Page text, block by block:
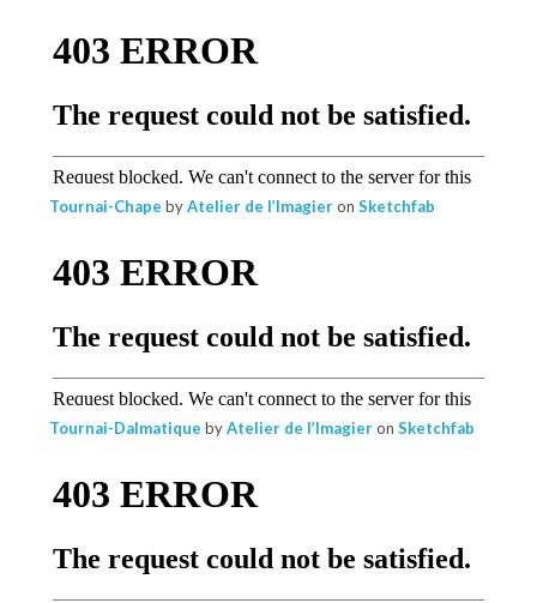
Tournai-Chape byAtelier de l’Imagieron Sketchfab
Tournai-Dalmatique byAtelier de l’Imagieron Sketchfab